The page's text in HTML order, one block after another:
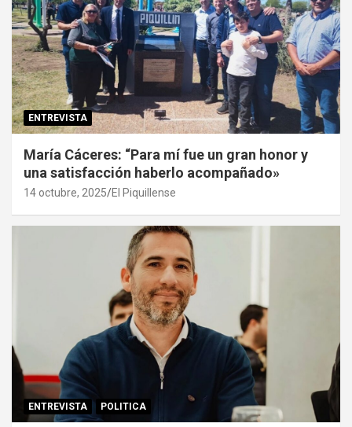
ENTREVISTA
María Cáceres: “Para mí fue un gran honor y
una satisfacción haberlo acompañado»
14 octubre, 2025 El Piquillense
ENTREVISTA POLITICA